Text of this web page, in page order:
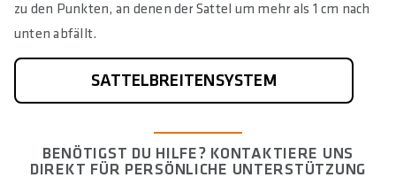
zu den Punkten, an denen der Sattel um mehr als 1 cm nach
unten abfällt.
SATTELBREITENSYSTEM
BENÖTIGST DU HILFE? KONTAKTIERE UNS
DIREKT FÜR PERSÖNLICHE UNTERSTÜTZUNG